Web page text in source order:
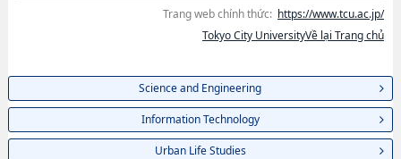
Trang web chính thức: https://www.tcu.ac.jp/
Tokyo City UniversityVề lại Trang chủ
Science and Engineering
Information Technology
Urban Life Studies